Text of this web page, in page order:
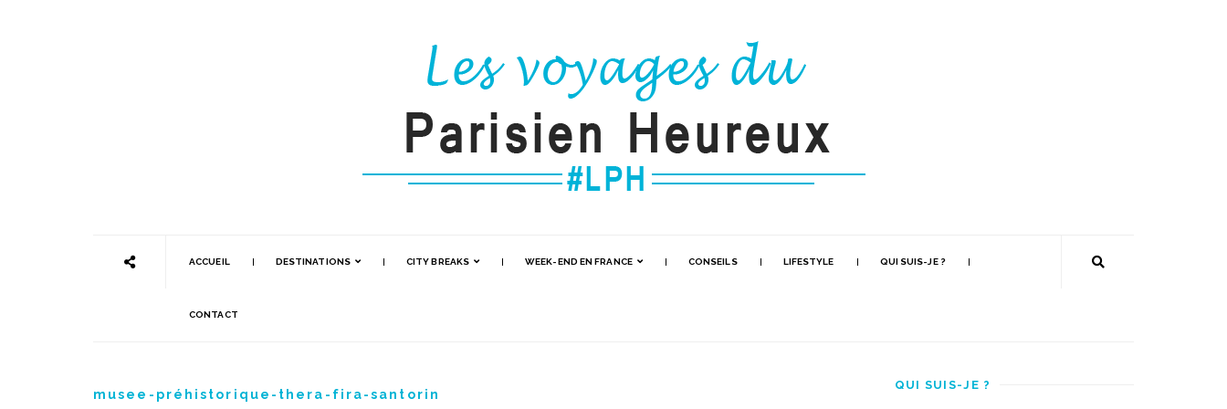
ACCUEIL DESTINATIONS CITY BREAKS WEEK-END EN FRANCE CONSEILS LIFESTYLE QUI SUIS-JE ?
CONTACT
musee-préhistorique-thera-fira-santorin
QUI SUIS-JE ?